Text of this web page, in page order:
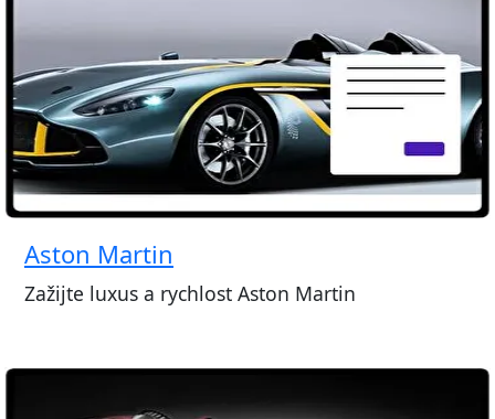
Aston Martin
Zažijte luxus a rychlost Aston Martin